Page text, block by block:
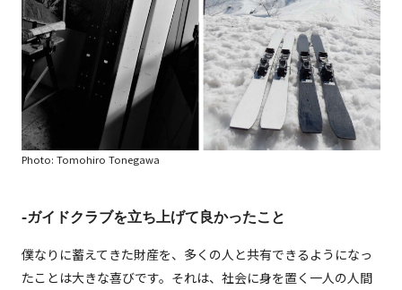
Photo: Tomohiro Tonegawa
-ガイドクラブを立ち上げて良かったこと
僕なりに蓄えてきた財産を、多くの人と共有できるようになっ
たことは大きな喜びです。それは、社会に身を置く一人の人間